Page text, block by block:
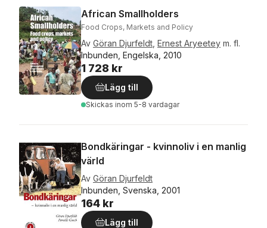
African Smallholders
Food Crops, Markets and Policy
Av Göran Djurfeldt Ernest Aryeetey m. fl.
Inbunden, Engelska, 2010
1 728 kr
Lägg till
Skickas inom 5-8 vardagar
Bondkäringar - kvinnoliv i en manlig
värld
Av Göran Djurfeldt
Inbunden, Svenska, 2001
164 kr
Lägg till